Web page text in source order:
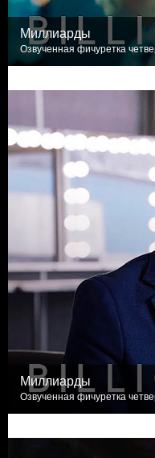
Миллиарды
Озвученная фичуретка
Миллиарды
Озвученная фичуретка